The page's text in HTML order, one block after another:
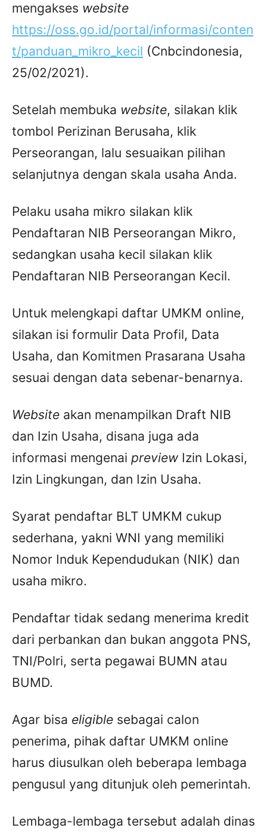
mengakses website
https://oss.go.id/portal/informasi/conten
t/panduan_mikro_kecil (Cnbcindonesia,
25/02/2021).
Setelah membuka website, silakan klik
tombol Perizinan Berusaha, klik
Perseorangan, lalu sesuaikan pilihan
selanjutnya dengan skala usaha Anda.
Pelaku usaha mikro silakan klik
Pendaftaran NIB Perseorangan Mikro,
sedangkan usaha kecil silakan klik
Pendaftaran NIB Perseorangan Kecil.
Untuk melengkapi daftar UMKM online,
silakan isi formulir Data Profil, Data
Usaha, dan Komitmen Prasarana Usaha
sesuai dengan data sebenar-benarnya.
Website akan menampilkan Draft NIB
dan Izin Usaha, disana juga ada
informasi mengenai preview Izin Lokasi,
Izin Lingkungan, dan Izin Usaha.
Syarat pendaftar BLT UMKM cukup
sederhana, yakni WNI yang memiliki
Nomor Induk Kependudukan (NIK) dan
usaha mikro.
Pendaftar tidak sedang menerima kredit
dari perbankan dan bukan anggota PNS,
TNI/Polri, serta pegawai BUMN atau
BUMD.
Agar bisa eligible sebagai calon
penerima, pihak daftar UMKM online
harus diusulkan oleh beberapa lembaga
pengusul yang ditunjuk oleh pemerintah.
Lembaga-lembaga tersebut adalah dinas